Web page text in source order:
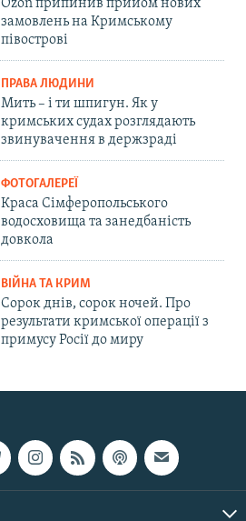
Ozon припинив прийом нових
замовлень на Кримському
півострові
ПРАВА ЛЮДИНИ
Мить – і ти шпигун. Як у
кримських судах розглядають
звинувачення в держзраді
ФОТОГАЛЕРЕЇ
Краса Сімферопольського
водосховища та занедбаність
довкола
ВІЙНА ТА КРИМ
Сорок днів, сорок ночей. Про
результати кримської операції з
примусу Росії до миру